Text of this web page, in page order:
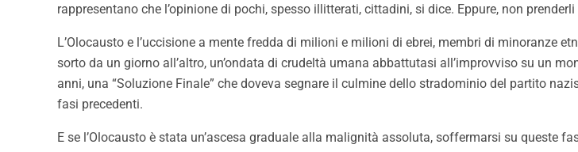
rappresentano che l’opinione di pochi, spesso illitterati, cittadini, si dice. Eppure, non
L’Olocausto e l’uccisione a mente fredda di milioni e milioni di ebrei, membri di minoranze
sorto da un giorno all’altro, un’ondata di crudeltà umana abbattutasi all’improvviso su un
anni, una “Soluzione Finale” che doveva segnare il culmine dello stradominio del partito
fasi precedenti.
E se l’Olocausto è stata un’ascesa graduale alla malignità assoluta, soffermarsi su queste